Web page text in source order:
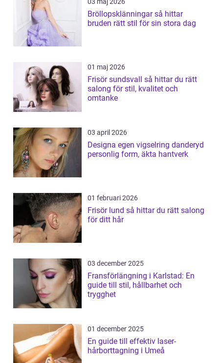
Bröllopsklänningar så hittar
bruden rätt stil för sin stora dag
01 maj 2026
Frisör sundsvall så hittar du rätt
salong för stil, kvalitet och
omtanke
03 april 2026
Designa egen vigselring danderyd
personlig form, äkta hantverk
01 februari 2026
Frisör lund så hittar du rätt salong
för ditt hår
03 december 2025
Fransförlängning i Karlstad: En
guide till stil, hållbarhet och
trygghet
01 december 2025
En guide till effektiv laser-
hårborttagning i Umeå